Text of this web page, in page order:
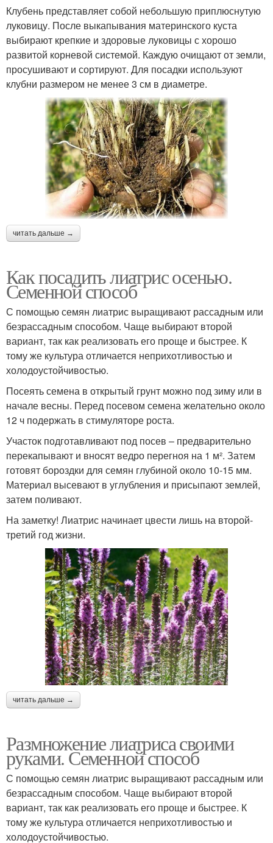
Клубень представляет собой небольшую приплюснутую
луковицу. После выкапывания материнского куста
выбирают крепкие и здоровые луковицы с хорошо
развитой корневой системой. Каждую очищают от земли,
просушивают и сортируют. Для посадки используют
клубни размером не менее 3 см в диаметре.
читать дальше →
Как посадить лиатрис осенью.
Семенной способ
С помощью семян лиатрис выращивают рассадным или
безрассадным способом. Чаще выбирают второй
вариант, так как реализовать его проще и быстрее. К
тому же культура отличается неприхотливостью и
холодоустойчивостью.
Посеять семена в открытый грунт можно под зиму или в
начале весны. Перед посевом семена желательно около
12 ч подержать в стимуляторе роста.
Участок подготавливают под посев – предварительно
перекапывают и вносят ведро перегноя на 1 м². Затем
готовят бороздки для семян глубиной около 10-15 мм.
Материал высевают в углубления и присыпают землей,
затем поливают.
На заметку! Лиатрис начинает цвести лишь на второй-
третий год жизни.
читать дальше →
Размножение лиатриса своими
руками. Семенной способ
С помощью семян лиатрис выращивают рассадным или
безрассадным способом. Чаще выбирают второй
вариант, так как реализовать его проще и быстрее. К
тому же культура отличается неприхотливостью и
холодоустойчивостью.